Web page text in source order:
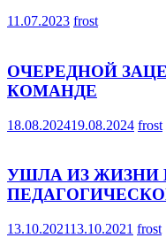
11.07.2023 frost
ОЧЕРЕДНОЙ
КОМАНДЕ
18.08.202419.08.2024 frost
УШЛА ИЗ ЖИЗНИ
13.10.202113.10.2021 frost